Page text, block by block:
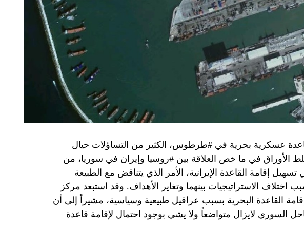
مصلحة لفلسطين والمنطقة.
في المنطقة، وهو من سمح ببقاء حماس في الحكم.
يقول إنها مستعدة لحكومة وفاق وطني تمهيدا لإجراء انتخابات بعد ثلاث
على حكومة وفاق وطني.
سبب أمني للتواجد في محوار فيلادلفيا، ونتنياهو لا يريد الإصغاء.
عسكرية بحرية في #طرطوس، الكثير من التساؤلات حيال
خلط الأوراق في ما خص العلاقة بين #روسيا وإيران في سوريا، من
إقامة القاعدة الإيرانية، الأمر الذي يتناقض مع الطبيعة
اختلاف الاستراتيجيات بينهما وتغاير الأهداف. وقد استبعد مركز
القاعدة البحرية بسبب عراقيل طبيعية وسياسية، مشيراً إلى أن
السوري لايزال متواضعاً ولا يشي بوجود احتمال لإقامة قاعدة